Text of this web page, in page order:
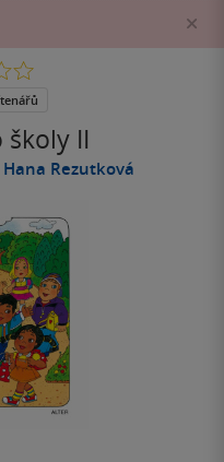
školy II
Hana Rezutková